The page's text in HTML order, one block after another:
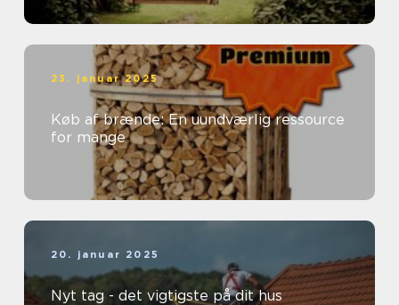
23. januar 2025
Køb af brænde: En uundværlig ressource
for mange
20. januar 2025
Nyt tag - det vigtigste på dit hus